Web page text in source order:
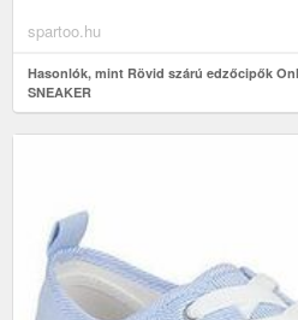
spartoo.hu
Hasonlók, mint Rövid szárú edzőcipők
SNEAKER